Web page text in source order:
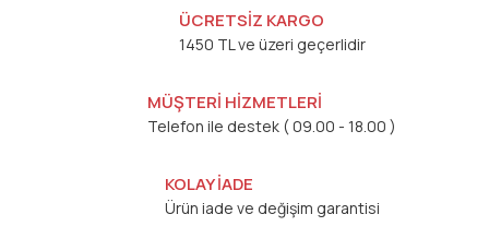
ÜCRETSİZ KARGO
1450 TL ve üzeri geçerlidir
MÜŞTERİ HİZMETLERİ
Telefon ile destek ( 09.00 - 18.00 )
KOLAY İADE
Ürün iade ve değişim garantisi